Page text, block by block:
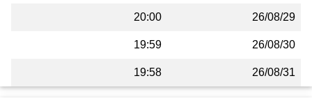
26/08/29
20:00
26/08/30
19:59
26/08/31
19:58